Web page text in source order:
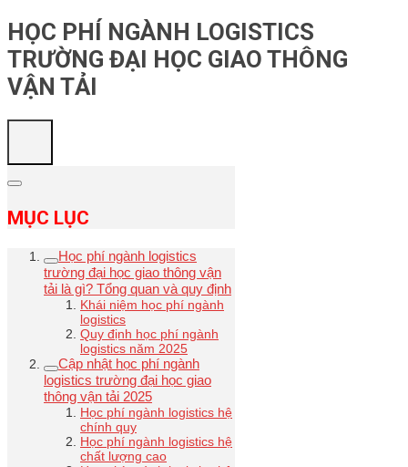
HỌC PHÍ NGÀNH LOGISTICS
TRƯỜNG ĐẠI HỌC GIAO THÔNG
VẬN TẢI
MỤC LỤC
Học phí ngành logistics
trường đại học giao thông vận
tải là gì? Tổng quan và quy định
Khái niệm học phí ngành
logistics
Quy định học phí ngành
logistics năm 2025
Cập nhật học phí ngành
logistics trường đại học giao
thông vận tải 2025
Học phí ngành logistics hệ
chính quy
Học phí ngành logistics hệ
chất lượng cao